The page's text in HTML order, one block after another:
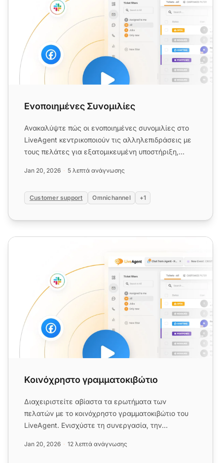
Ενοποιημένες Συνομιλίες
Ανακαλύψτε πώς οι ενοποιημένες συνομιλίες στο
LiveAgent κεντρικοποιούν τις αλληλεπιδράσεις με
τους πελάτες για εξατομικευμένη υποστήριξη,
Jan 20, 2026 5 λεπτά ανάγνωσης
Customer support Omnichannel +1
Κοινόχρηστο γραμματοκιβώτιο
Κοινόχρηστο γραμματοκιβώτιο
Διαχειριστείτε αβίαστα τα ερωτήματα των
πελατών με το κοινόχρηστο γραμματοκιβώτιο του
LiveAgent. Ενισχύστε τη συνεργασία, την
Jan 20, 2026 12 λεπτά ανάγνωσης